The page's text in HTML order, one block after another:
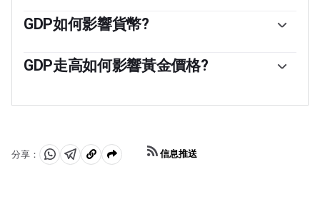
GDP如何影響貨幣?
增長，更有可能生產出口商品和服務，並吸引更多的外國
投資。同樣，當GDP下降時，通常對貨幣是負面的。當經
後，該國的中央銀行不得不提高利率來對抗通貨膨脹，其
GDP走高如何影響黃金價格?
致通貨膨脹。國家的中央銀行不得不提高利率來對抗通貨
因此，較高的GDP增長率通常是黃金價格的看跌因素。
分享：
分 分 複
信息推送